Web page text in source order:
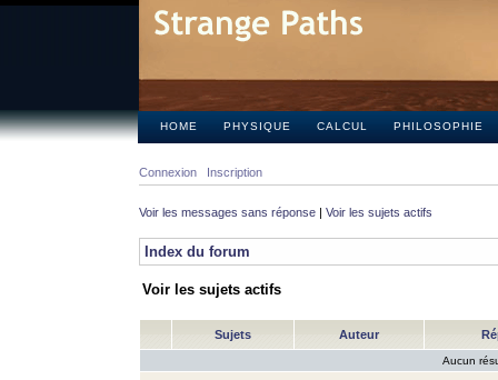
HOME PHYSIQUE CALCUL PHILOSOPHIE
Connexion Inscription
Voir les messages sans réponse | Voir les sujets actifs
Index du forum
Voir les sujets actifs
Sujets Auteur
Aucun